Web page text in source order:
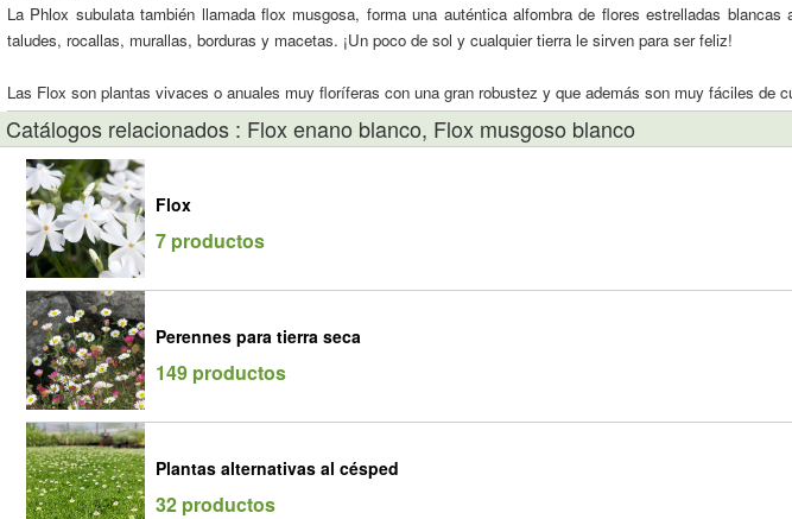
La Phlox subulata también llamada flox musgosa, forma una auténtica alfombra de flores estrelladas
taludes, rocallas, murallas, borduras y macetas. ¡Un poco de sol y cualquier tierra le sirven para ser feliz!
Las Flox son plantas vivaces o anuales muy floríferas con una gran robustez y que además son muy fáciles de
Catálogos relacionados : Flox enano blanco, Flox musgoso blanco
Flox
7 productos
Perennes para tierra seca
149 productos
Plantas alternativas al césped
32 productos